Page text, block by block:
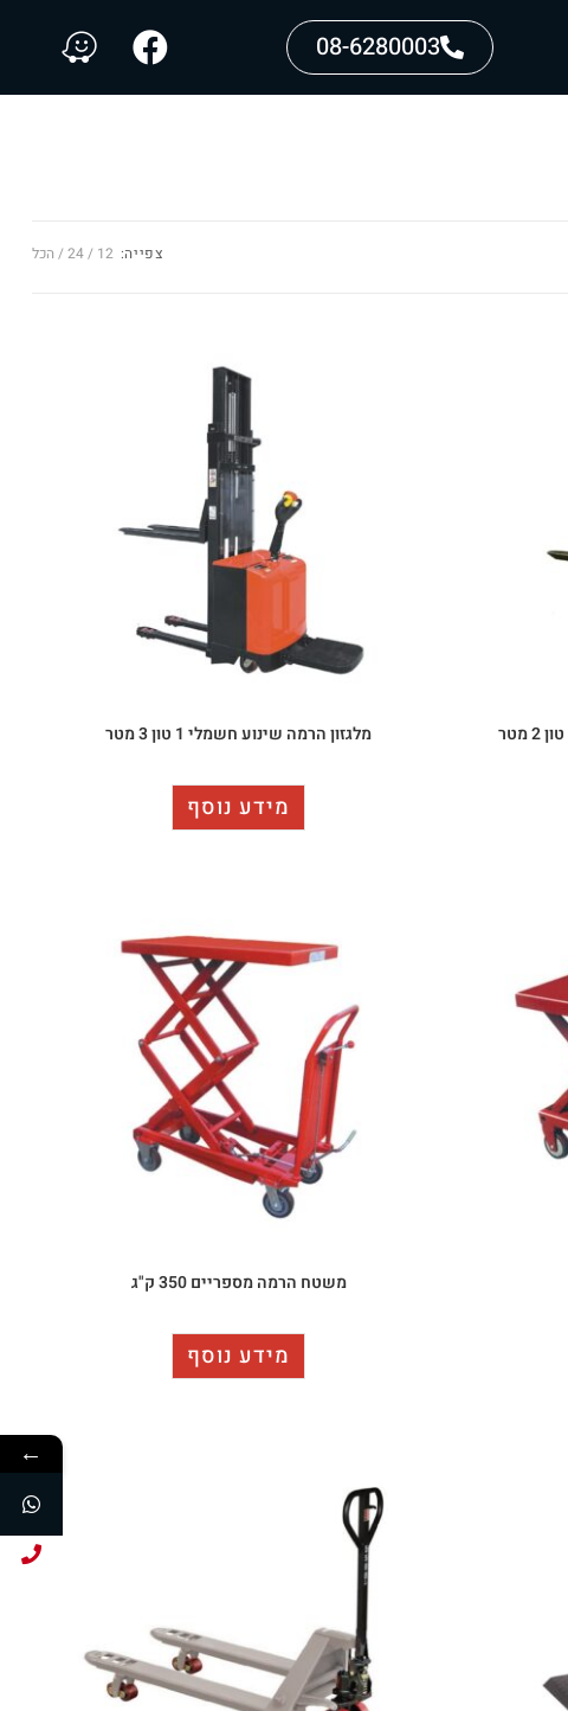
08-6280003
צפייה: 12
24 הכל
מלגזון הרמה שינוע חשמלי 1 טון 3 מטר
מידע נוסף
משטח הרמה מספריים 350 ק"ג
מידע נוסף
←